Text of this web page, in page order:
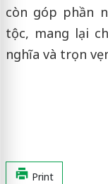
còn góp phần
tộc, mang lại
nghĩa và trọn
Print